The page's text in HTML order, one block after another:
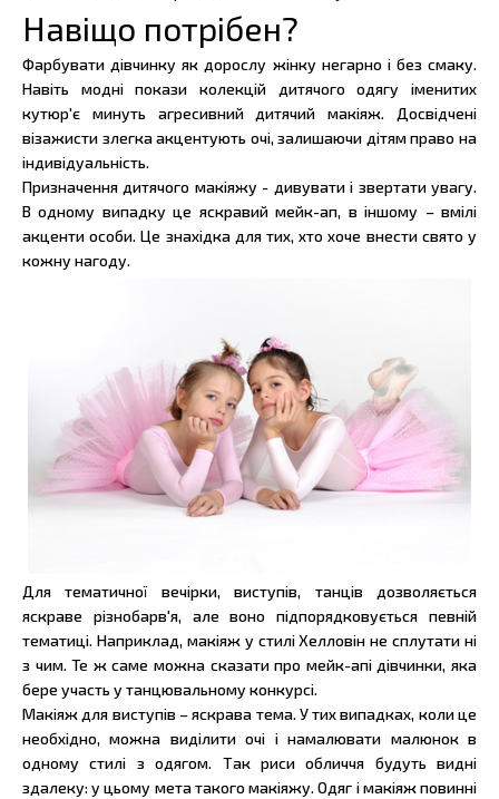
Навіщо потрібен?
Фарбувати дівчинку як дорослу жінку негарно і без смаку.
Навіть модні покази колекцій дитячого одягу іменитих
кутюр'є минуть агресивний дитячий макіяж. Досвідчені
візажисти злегка акцентують очі, залишаючи дітям право на
індивідуальність.
Призначення дитячого макіяжу - дивувати і звертати увагу.
В одному випадку це яскравий мейк-ап, в іншому – вмілі
акценти особи. Це знахідка для тих, хто хоче внести свято у
кожну нагоду.
Для тематичної вечірки, виступів, танців дозволяється
яскраве різнобарв'я, але воно підпорядковується певній
тематиці. Наприклад, макіяж у стилі Хелловін не сплутати ні
з чим. Те ж саме можна сказати про мейк-апі дівчинки, яка
бере участь у танцювальному конкурсі.
Макіяж для виступів – яскрава тема. У тих випадках, коли це
необхідно, можна виділити очі і намалювати малюнок в
одному стилі з одягом. Так риси обличчя будуть видні
здалеку: у цьому мета такого макіяжу. Одяг і макіяж повинні